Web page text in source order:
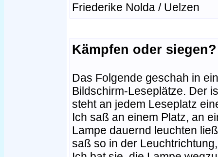
Friederike Nolda / Uelzen
Kämpfen oder siegen?
Das Folgende geschah in
Bildschirm-Leseplätze. Der
steht an jedem Leseplatz
Ich saß an einem Platz, an
Lampe dauernd leuchten
saß so in der